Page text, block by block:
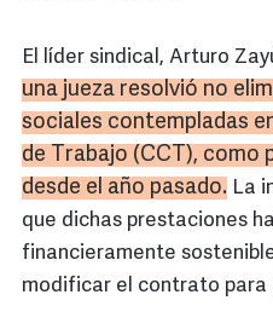
El líder sindical, Arturo
una jueza resolvió no
sociales contempladas
de Trabajo (CCT),
desde el año pasado. La
que dichas prestaciones
financieramente
modificar el contrato para